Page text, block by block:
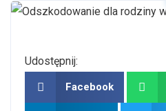
Udostępnij:
Facebook